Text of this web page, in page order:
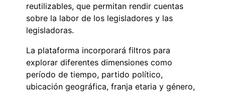
reutilizables, que permitan rendir cuentas
sobre la labor de los legisladores y las
legisladoras.
La plataforma incorporará filtros para
explorar diferentes dimensiones como
período de tiempo, partido político,
ubicación geográfica, franja etaria y género,